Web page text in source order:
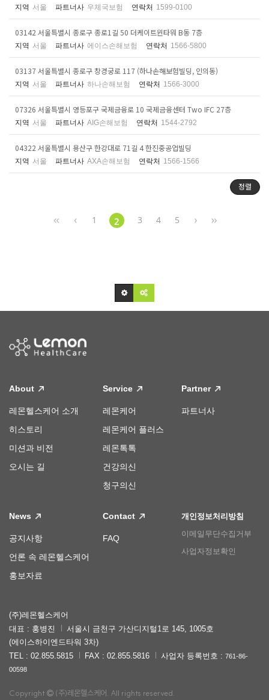
지역 서울 파트너사 우체국보험 연락처 1599-0100
03142 서울특별시 종로구 종로1길 50 더케이트윈타워 B동 7층
지역 서울 파트너사 에이스손해보험 연락처 1566-5800
03137 서울특별시 종로구 창경궁로 117 (하나손해보험빌딩, 인의동)
지역 서울 파트너사 하나손해보험 연락처 1566-3000
07326 서울특별시 영등포구 국제금융로 10 국제금융센터 Two IFC 27층
지역 서울 파트너사 AIG손해보험 연락처 1544-2792
04322 서울특별시 용산구 한강대로 71길 4 한진중공업빌딩
지역 서울 파트너사 AXA손해보험 연락처 1566-1566
정렬
1 2 3 4 5
About
레몬헬스케어 소개
히스토리
미션과 비전
오시는 길
Service
레몬케어
레몬케어 플러스
레몬톡톡
건강의신
청구의신
Partner
파트너사
News
공지사항
언론 속 레몬헬스케어
홍보자료
Contact
FAQ
개인정보처리방침
이메일무단수집거부
사업자정보확인
(주)레몬헬스케어
대표 : 홍병진
서울시 금천구 가산디지털1로 145, 1005호
(에이스하이엔드타워 3차)
TEL : 02.855.5815
FAX : 02.855.5816 사업자 등록번호 : 761-86-
00598
Copyright (주)레몬헬스케어. All rights reserved.